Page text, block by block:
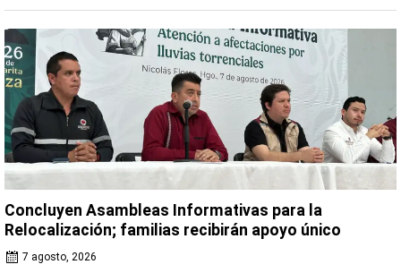
Concluyen Asambleas Informativas para la
Relocalización; familias recibirán apoyo único
7 agosto, 2026